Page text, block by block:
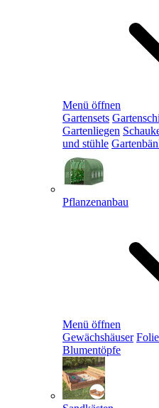
Menü öffnen
Gartensets
Gartenliegen
und stühle
Pflanzenanbau
Menü öffnen
Gewächshäuser
Blumentöpfe